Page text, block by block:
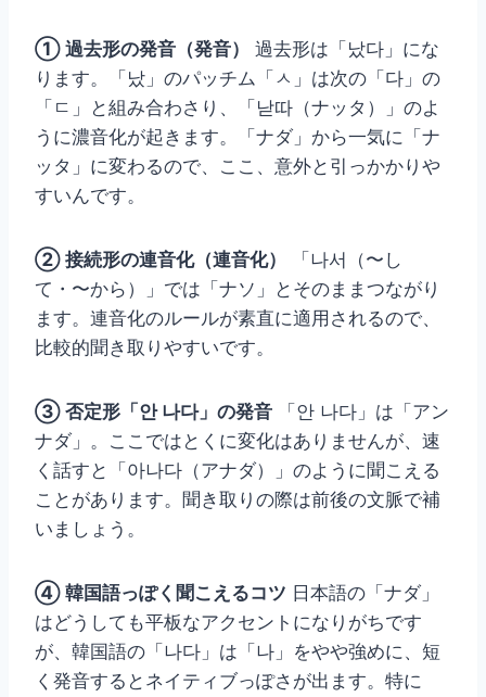
① 過去形の発音（発音）
過去形は「났다」にな
ります。「났」のパッチム「ㅅ」は次の「다」の
「ㄷ」と組み合わさり、「낟따（ナッタ）」のよ
うに濃音化が起きます。「ナダ」から一気に「ナ
ッタ」に変わるので、ここ、意外と引っかかりや
すいんです。
② 接続形の連音化（連音化）
「나서（〜し
て・〜から）」では「ナソ」とそのままつながり
ます。連音化のルールが素直に適用されるので、
比較的聞き取りやすいです。
③ 否定形「안 나다」の発音 「안 나다」は「アン
ナダ」。ここではとくに変化はありませんが、速
く話すと「아나다（アナダ）」のように聞こえる
ことがあります。聞き取りの際は前後の文脈で補
いましょう。
④ 韓国語っぽく聞こえるコツ 日本語の「ナダ」
はどうしても平板なアクセントになりがちです
が、韓国語の「나다」は「나」をやや強めに、短
く発音するとネイティブっぽさが出ます。特に